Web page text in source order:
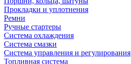
Прокладки и уплотнения
Ремни
Ручные стартеры
Система охлаждения
Система смазки
Система управления и регулирования
Топливная система